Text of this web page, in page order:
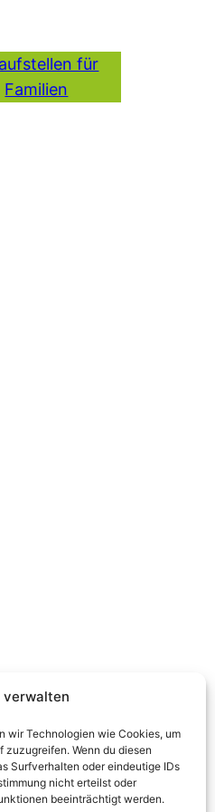
verwalten
wir Technologien wie Cookies, um
Wenn du diesen
Surfverhalten oder eindeutige IDs
nicht erteilst oder
beeinträchtigt werden.
für
Familien